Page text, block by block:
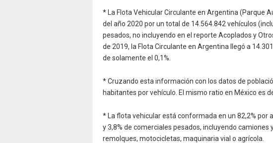
* La Flota Vehicular Circulante en Argentina (Parque
del año 2020 por un total de 14.564.842 vehículos
pesados, no incluyendo en el reporte Acoplados y
de 2019, la Flota Circulante en Argentina llegó a
de solamente el 0,1%.
* Cruzando esta información con los datos de
habitantes por vehículo. El mismo ratio en México es
* La flota vehicular está conformada en un 82,2% por
y 3,8% de comerciales pesados, incluyendo camiones
remolques, motocicletas, maquinaria vial o agrícola.